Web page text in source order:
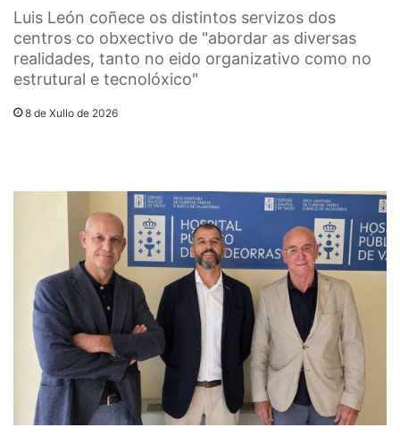
Luis León coñece os distintos servizos dos
centros co obxectivo de "abordar as diversas
realidades, tanto no eido organizativo como no
estrutural e tecnolóxico"
8 de Xullo de 2026